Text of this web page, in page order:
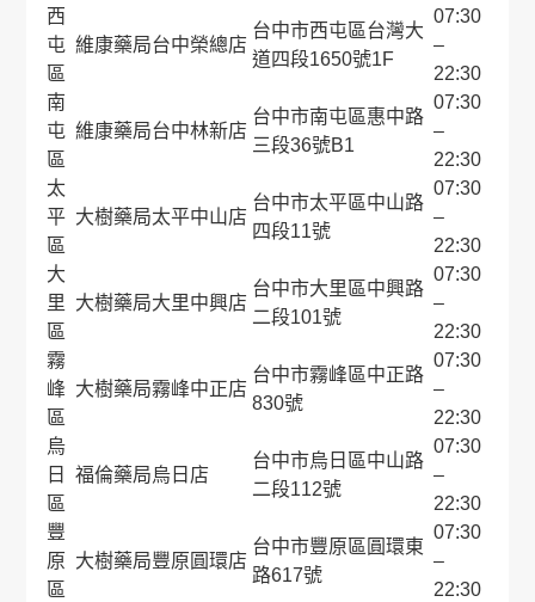
西
屯
區
維康藥局台中榮總店
台中市西屯區台灣大
道四段1650號1F
07:30
–
22:30
南
屯
區
維康藥局台中林新店
台中市南屯區惠中路
三段36號B1
07:30
–
22:30
太
平
區
大樹藥局太平中山店
台中市太平區中山路
四段11號
07:30
–
22:30
大
里
區
大樹藥局大里中興店
台中市大里區中興路
二段101號
07:30
–
22:30
霧
峰
區
大樹藥局霧峰中正店
台中市霧峰區中正路
830號
07:30
–
22:30
烏
日
區
福倫藥局烏日店
台中市烏日區中山路
二段112號
07:30
–
22:30
豐
原
區
大樹藥局豐原圓環店
台中市豐原區圓環東
路617號
07:30
–
22:30